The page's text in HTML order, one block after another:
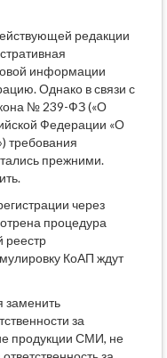
редакции
информации
Однако в связи с
№ 239-ФЗ («О
Федерации «О
требования
прежними.
через
процедура
реестр
КоАП ждут
заменить
за
продукции СМИ, не